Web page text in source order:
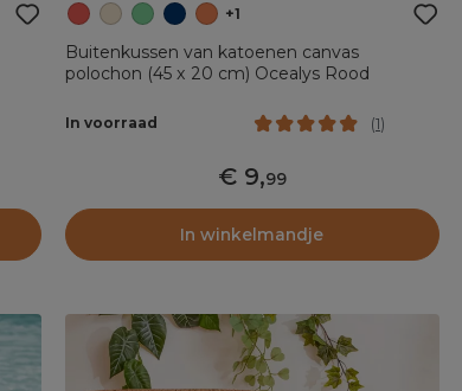
+1
Buitenkussen van katoenen canvas
polochon (45 x 20 cm) Ocealys Rood
In voorraad (1)
9,99
In winkelmandje